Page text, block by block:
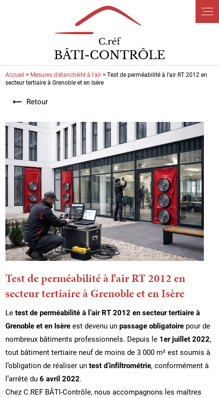
Accueil > Mesures d'étanchéité à l'air> Test de perméabilité à l’air RT 2012 en
secteur tertiaire à Grenoble et en Isère
Retour
Test de perméabilité à l’air RT 2012 en
secteur tertiaire à Grenoble et en Isère
Letest de perméabilité à l’air RT 2012 en secteur tertiaire à
Grenoble et en Isère est devenu unpassage obligatoire pour de
nombreux bâtiments professionnels. Depuis le 1er juillet 2022,
tout bâtiment tertiaire neuf de moins de 3 000 m² est soumis à
l’obligation de réaliser untest d’infiltrométrie, conformément à
l’arrêté du6 avril 2022.
Chez C.REF BÂTI-Contrôle, nous accompagnons les maîtres
Panneau de gestion des cookies